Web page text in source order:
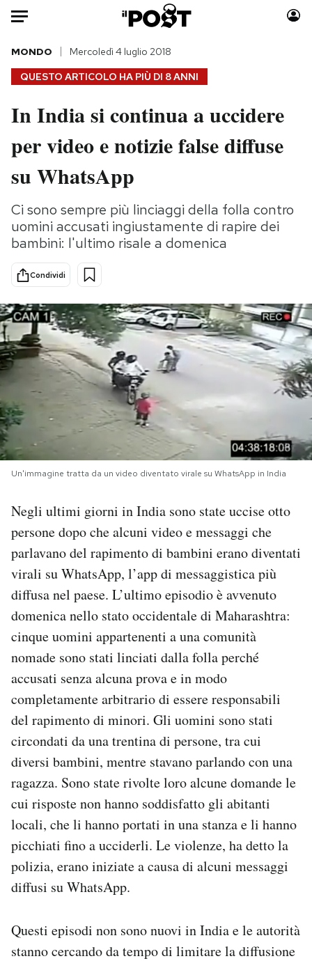
Auto
HOME
Italia
Politica
Tecnologia
Scienza
Cultura
Sport
Moda
Consumismi
Media
PODCAST
NEWSLETTER
I MIEI PREFERITI
SHOP
CALENDARIO
AREA PERSONALE
Area Personale
Newsletter
Notifiche mobile
Regala il Post
Hai bisogno di aiuto?
QUESTO ARTICOLO HA PIÙ DI 8 ANNI
MONDO Mercoledì 4 luglio 2018
In India si continua a uccidere
per video e notizie false diffuse
su WhatsApp
Ci sono sempre più linciaggi della folla contro
uomini accusati ingiustamente di rapire dei
bambini: l'ultimo risale a domenica
Condividi
Un'immagine tratta da un video diventato virale su WhatsApp in India
Negli ultimi giorni in India sono state uccise otto
persone dopo che alcuni video e messaggi che
parlavano del rapimento di bambini erano diventati
virali su WhatsApp, l’app di messaggistica più
diffusa nel paese. L’ultimo episodio è avvenuto
domenica nello stato occidentale di Maharashtra:
cinque uomini appartenenti a una comunità
nomade sono stati linciati dalla folla perché
accusati senza alcuna prova e in modo
completamente arbitrario di essere responsabili
del rapimento di minori. Gli uomini sono stati
circondati da una trentina di persone, tra cui
diversi bambini, mentre stavano parlando con una
ragazza. Sono state rivolte loro alcune domande le
cui risposte non hanno soddisfatto gli abitanti
locali, che li hanno portati in una stanza e li hanno
picchiati fino a ucciderli. Le violenze, ha detto la
polizia, erano iniziate a causa di alcuni messaggi
diffusi su WhatsApp.
Questi episodi non sono nuovi in India e le autorità
stanno cercando da tempo di limitare la diffusione